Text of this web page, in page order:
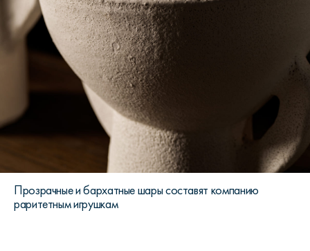
Прозрачные и бархатные шары составят компанию
раритетным игрушкам